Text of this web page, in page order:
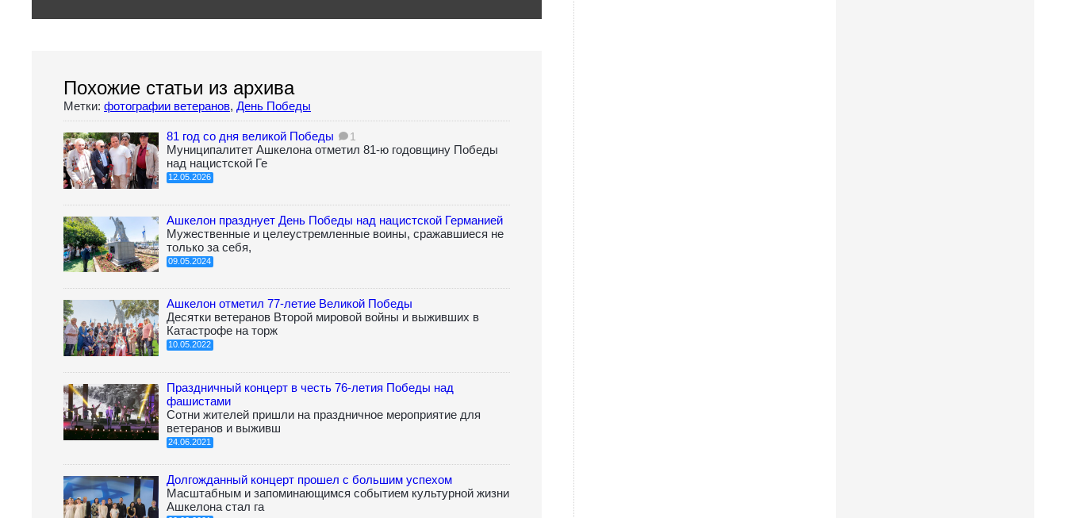
Похожие статьи из архива
Метки: фотографии ветеранов, День Победы
81 год со дня великой Победы 1
Муниципалитет Ашкелона отметил 81-ю годовщину Победы
над нацистской Ге
12.05.2026
Ашкелон празднует День Победы над нацистской Германией
Мужественные и целеустремленные воины, сражавшиеся не
только за себя,
09.05.2024
Ашкелон отметил 77-летие Великой Победы
Десятки ветеранов Второй мировой войны и выживших в
Катастрофе на торж
10.05.2022
Праздничный концерт в честь 76-летия Победы над
фашистами
Сотни жителей пришли на праздничное мероприятие для
ветеранов и выживш
24.06.2021
Долгожданный концерт прошел с большим успехом
Масштабным и запоминающимся событием культурной жизни
Ашкелона стал га